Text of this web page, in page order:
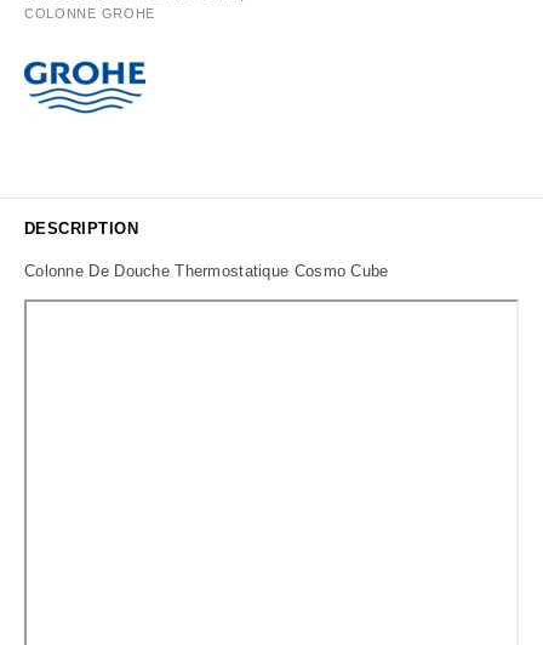
COLONNE GROHE
DESCRIPTION
Colonne De Douche Thermostatique Cosmo Cube